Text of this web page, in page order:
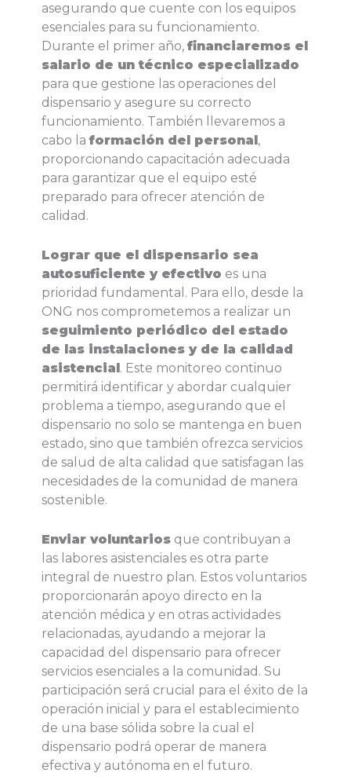
asegurando que cuente con los equipos
esenciales para su funcionamiento.
Durante el primer año, financiaremos el
salario de un técnico especializado
para que gestione las operaciones del
dispensario y asegure su correcto
funcionamiento. También llevaremos a
cabo laformación del personal ,
proporcionando capacitación adecuada
para garantizar que el equipo esté
preparado para ofrecer atención de
calidad.
Lograr que el dispensario sea
autosuficiente y efectivo es una
prioridad fundamental. Para ello, desde la
ONG nos comprometemos a realizar un
seguimiento periódico del estado
de las instalaciones y de la calidad
asistencial. Este monitoreo continuo
permitirá identificar y abordar cualquier
problema a tiempo, asegurando que el
dispensario no solo se mantenga en buen
estado, sino que también ofrezca servicios
de salud de alta calidad que satisfagan las
necesidades de la comunidad de manera
sostenible.
Enviar voluntariosque contribuyan a
las labores asistenciales es otra parte
integral de nuestro plan. Estos voluntarios
proporcionarán apoyo directo en la
atención médica y en otras actividades
relacionadas, ayudando a mejorar la
capacidad del dispensario para ofrecer
servicios esenciales a la comunidad. Su
participación será crucial para el éxito de la
operación inicial y para el establecimiento
de una base sólida sobre la cual el
dispensario podrá operar de manera
efectiva y autónoma en el futuro.